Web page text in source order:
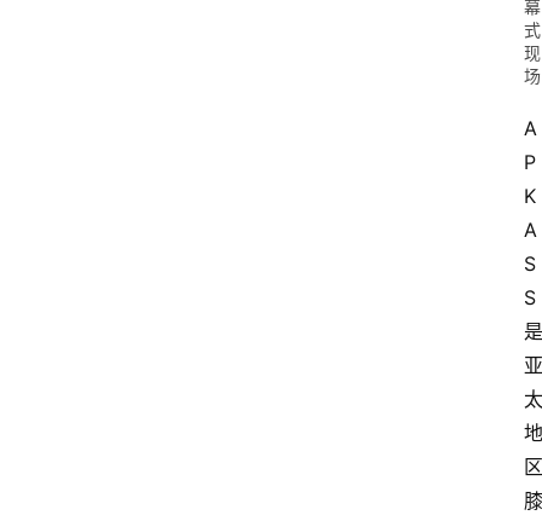
幕
式
现
场
A
P
K
A
S
S
是
亚
太
地
区
膝